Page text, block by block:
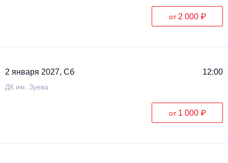
от 2 000 ₽
2 января 2027, Сб 12:00
ДК им. Зуева
от 1 000 ₽